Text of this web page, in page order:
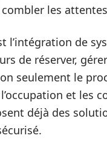
les
l’intégration de
de réserver,
seulement le
et les
déjà des